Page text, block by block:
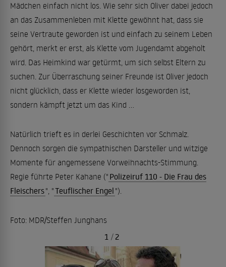
Mädchen einfach nicht los. Wie sehr sich Oliver dabei jedoch
an das Zusammenleben mit Klette gewöhnt hat, dass sie
seine Vertraute geworden ist und einfach zu seinem Leben
gehört, merkt er erst, als Klette vom Jugendamt abgeholt
wird. Das Heimkind war getürmt, um sich selbst Eltern zu
suchen. Zur Überraschung seiner Freunde ist Oliver jedoch
nicht glücklich, dass er Klette wieder losgeworden ist,
sondern kämpft jetzt um das Kind ...
Natürlich trieft es in derlei Geschichten vor Schmalz.
Dennoch sorgen die sympathischen Darsteller und witzige
Momente für angemessene Vorweihnachts-Stimmung.
Regie führte Peter Kahane (" Polizeiruf 110 - Die Frau des
Fleischers", "Teuflischer Engel ").
Foto: MDR/Steffen Junghans
1 / 2